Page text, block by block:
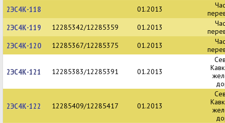
2ЭС4К-118 01.2013
2ЭС4К-119 12285342/12285359 01.2013
2ЭС4К-120 12285367/12285375 01.2013
2ЭС4К-121 12285383/12285391 01.2013
2ЭС4К-122 12285409/12285417 01.2013